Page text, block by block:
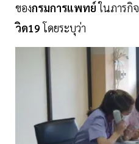
ของกรมการแพทย์ในภารกิจ
วิด19โดยระบุว่า